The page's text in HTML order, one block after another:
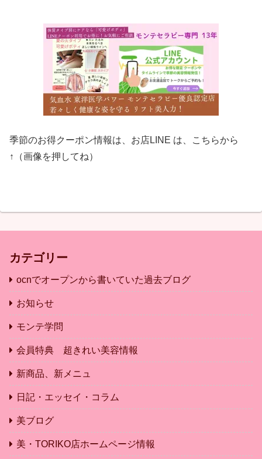
季節のお得クーポン情報は、お店LINE は、こちらから
↑（画像を押してね）
カテゴリー
ocnでオープンから書いていた過去ブログ
お知らせ
モンテ学問
会員特典 超きれい美容情報
新商品、新メニュ
日記・エッセイ・コラム
美ブログ
美・TORIKO店ホームページ情報